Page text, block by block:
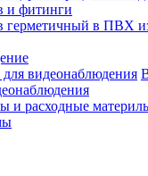
и фитинги
герметичный в ПВХ
видеонаблюдения
и расходные